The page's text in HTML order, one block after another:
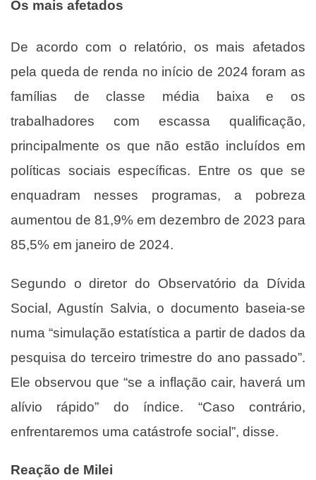
Os mais afetados
De acordo com o relatório, os mais afetados
pela queda de renda no início de 2024 foram as
famílias de classe média baixa e os
trabalhadores com escassa qualificação,
principalmente os que não estão incluídos em
políticas sociais específicas. Entre os que se
enquadram nesses programas, a pobreza
aumentou de 81,9% em dezembro de 2023 para
85,5% em janeiro de 2024.
Segundo o diretor do Observatório da Dívida
Social, Agustín Salvia, o documento baseia-se
numa “simulação estatística a partir de dados da
pesquisa do terceiro trimestre do ano passado”.
Ele observou que “se a inflação cair, haverá um
alívio rápido” do índice. “Caso contrário,
enfrentaremos uma catástrofe social”, disse.
Reação de Milei